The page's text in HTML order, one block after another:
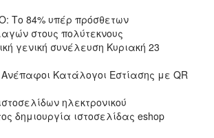
Το 84% υπέρ πρόσθετων
στους πολύτεκνους
γενική συνέλευση Κυριακή 23
Ανέπαφοι Κατάλογοι Εστίασης με QR
ηλεκτρονικού
δημιουργία ιστοσελίδας eshop